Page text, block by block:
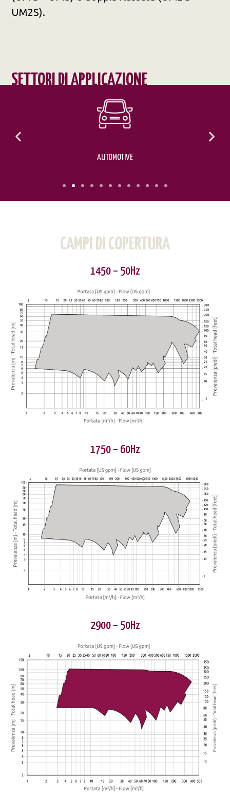
UM2S).
SETTORI DI APPLICAZIONE
AUTOMOTIVE
CAMPI DI COPERTURA
1450 – 50Hz
1750 – 60Hz
2900 – 50Hz